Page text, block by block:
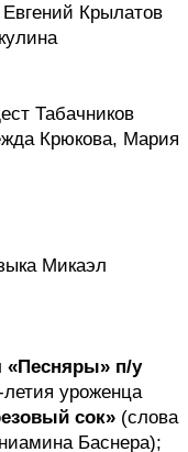
Крылатов
Табачников
Крюкова, Мария
Микаэл
«Песняры» п/у
уроженца
сок» (слова
Баснера);